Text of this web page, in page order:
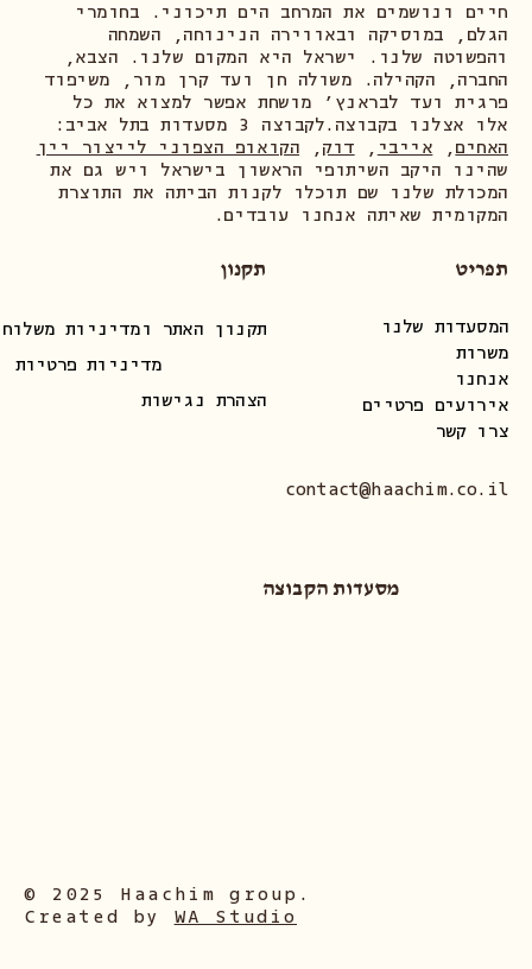
חיים ונושמים את המרחב הים תיכוני. בחומרי
הגלם, במוסיקה ובאווירה הנינוחה, השמחה
והפשוטה שלנו. ישראל היא המקום שלנו. הצבא,
החברה, הקהילה. משולה חן ועד קרן מור, משיפוד
פרגית ועד לבראנץ׳ מושחת אפשר למצוא את כל
אלו אצלנו בקבוצה.לקבוצה 3 מסעדות בתל אביב:
האחים, אייבי , דוק, הקואופ הצפוני לייצור יין
שהינו היקב השיתופי הראשון בישראל ויש גם את
המכולת שלנו שם תוכלו לקנות הביתה את התוצרת
המקומית שאיתה אנחנו עובדים.
תפריט
המסעדות שלנו
משרות
אנחנו
אירועים פרטיים
צרו קשר
תקנון
תקנון האתר ומדיניות
מדיניות פרטיות
הצהרת נגישות
contact@haachim.co.il
© 2025 Haachim group.
Created by WA Studio
מסעדות הקבוצה